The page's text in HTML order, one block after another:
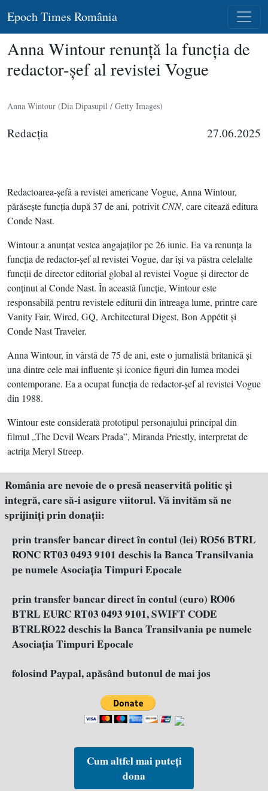
Epoch Times România
Anna Wintour renunţă la funcţia de
redactor-şef al revistei Vogue
Anna Wintour (Dia Dipasupil / Getty Images)
Redacţia 27.06.2025
Redactoarea-şefă a revistei americane Vogue, Anna Wintour,
părăseşte funcţia după 37 de ani, potrivitCNN, care citează editura
Conde Nast.
Wintour a anunţat vestea angajaţilor pe 26 iunie. Ea va renunţa la
funcţia de redactor-şef al revistei Vogue, dar îşi va păstra celelalte
funcţii de director editorial global al revistei Vogue şi director de
conţinut al Conde Nast. În această funcţie, Wintour este
responsabilă pentru revistele editurii din întreaga lume, printre care
Vanity Fair, Wired, GQ, Architectural Digest, Bon Appétit şi
Conde Nast Traveler.
Anna Wintour, în vârstă de 75 de ani, este o jurnalistă britanică şi
una dintre cele mai influente şi iconice figuri din lumea modei
contemporane. Ea a ocupat funcţia de redactor-şef al revistei Vogue
din 1988.
Wintour este considerată prototipul personajului principal din
filmul „The Devil Wears Prada”, Miranda Priestly, interpretat de
actriţa Meryl Streep.
România are nevoie de o presă neaservită politic şi
integră, care să-i asigure viitorul. Vă invităm să ne
sprijiniţi prin donaţii:
prin transfer bancar direct în contul (lei) RO56 BTRL
RONC RT03 0493 9101 deschis la Banca Transilvania
pe numele Asociația Timpuri Epocale
prin transfer bancar direct în contul (euro) RO06
BTRL EURC RT03 0493 9101, SWIFT CODE
BTRLRO22 deschis la Banca Transilvania pe numele
Asociația Timpuri Epocale
folosind Paypal, apăsând butonul de mai jos
Cum altfel mai puteți
dona